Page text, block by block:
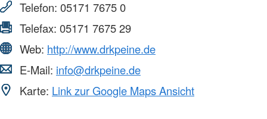
Telefon: 05171 7675 0
Telefax: 05171 7675 29
Web: http://www.drkpeine.de
E-Mail: info@drkpeine.de
Karte: Link zur Google Maps Ansicht